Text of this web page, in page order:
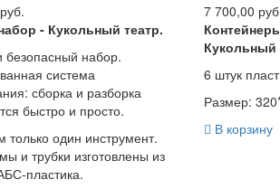
- Кукольный театр.
безопасный набор.
система
сборка и разборка
быстро и просто.
только один инструмент.
и трубки изготовлены из
пластика.
7 700,00
Кукольный
6 штук
Размер:
В корзину